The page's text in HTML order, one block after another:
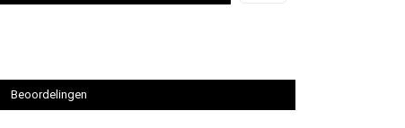
Beoordelingen